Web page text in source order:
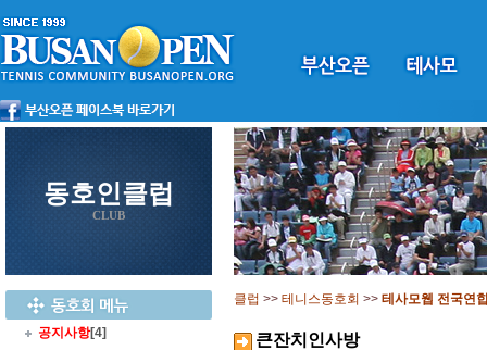
동호인클럽
CLUB
공지사항[4]
클럽 >> 테니스동호회 >> 테사모웹 전국연
큰잔치인사방